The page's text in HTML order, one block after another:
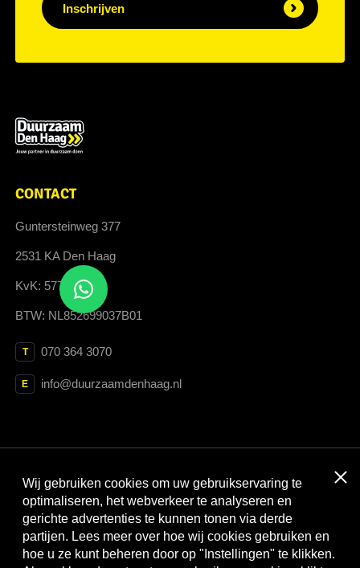
Inschrijven
CONTACT
Guntersteinweg 377
2531 KA Den Haag
KvK: 57705046
BTW: NL852699037B01
T 070 364 3070
E info@duurzaamdenhaag.nl
Met dank aan:
Wij gebruiken cookies om uw gebruikservaring te
optimaliseren, het webverkeer te analyseren en
gerichte advertenties te kunnen tonen via derde
partijen. Lees meer over hoe wij cookies gebruiken en
hoe u ze kunt beheren door op "Instellingen" te klikken.